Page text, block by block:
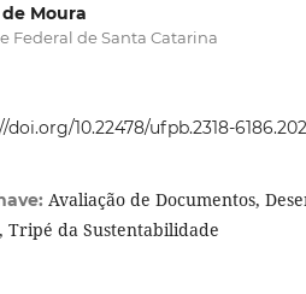
Moura
Federal de Santa Catarina
10.22478/ufpb.2318-
Avaliação de Documentos,
Tripé da Sustentabilidade